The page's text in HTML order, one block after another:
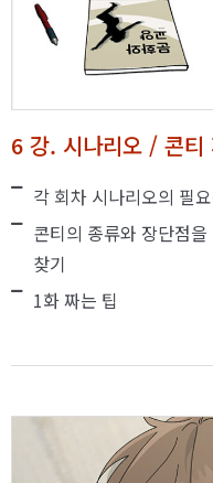
6 강. 시나리오 / 콘티
각 회차 시나리오의 필
콘티의 종류와 장단점
찾기
1화 짜는 팁